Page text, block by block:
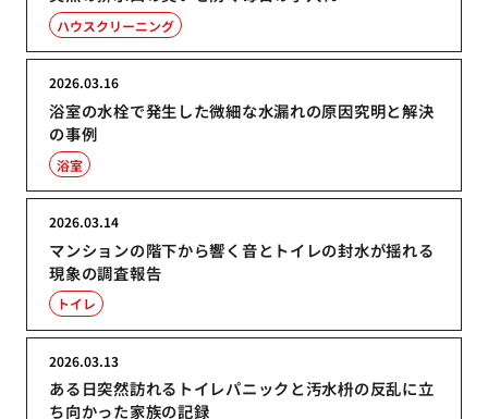
ハウスクリーニング
浴室の水栓で発生した微細な水漏れの原因究明と解決
の事例
2026.03.16
浴室
マンションの階下から響く音とトイレの封水が揺れる
現象の調査報告
2026.03.14
トイレ
ある日突然訪れるトイレパニックと汚水枡の反乱に立
ち向かった家族の記録
2026.03.13